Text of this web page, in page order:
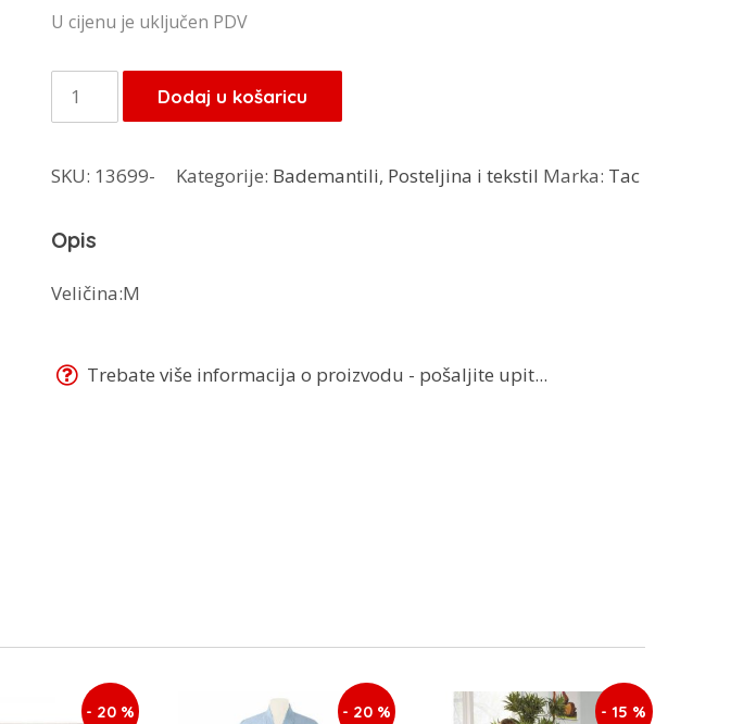
cijena
je:
65,00 KM.
52,00 KM.
U cijenu je uključen PDV
Tac
bademantil
Dodaj u košaricu
SKU: 13699- Kategorije: Bademantili, Posteljina i tekstil Marka: Tac
Opis
Veličina:M
Trebate više informacija o proizvodu - pošaljite upit...
- 20 % - 20 % - 15 %